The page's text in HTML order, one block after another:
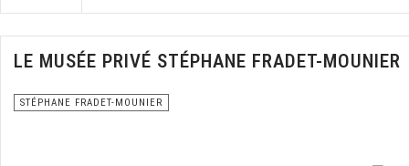
LE MUSÉE PRIVÉ STÉPHANE FRADET-MOUNIER
STÉPHANE FRADET-MOUNIER